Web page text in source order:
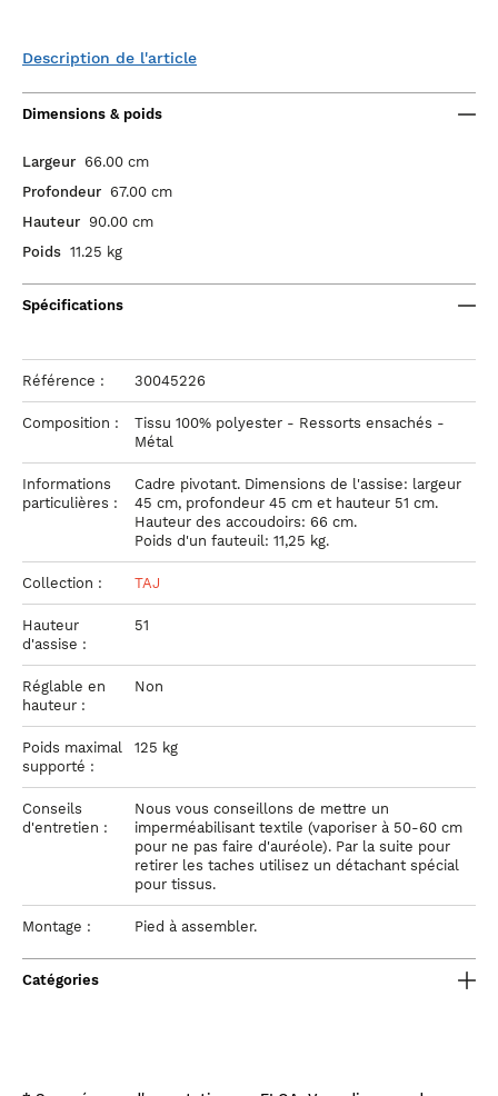
Description de l'article
Dimensions & poids
Largeur 66.00 cm
Profondeur 67.00 cm
Hauteur 90.00 cm
Poids 11.25 kg
Spécifications
Référence : 30045226
Composition :
Tissu 100% polyester - Ressorts ensachés -
Métal
Informations
particulières :
Cadre pivotant. Dimensions de l'assise: largeur
45 cm, profondeur 45 cm et hauteur 51 cm.
Hauteur des accoudoirs: 66 cm.
Poids d'un fauteuil: 11,25 kg.
Collection : TAJ
Hauteur
d'assise :
51
Réglable en
hauteur :
Non
Poids maximal
supporté :
125 kg
Conseils
d'entretien :
Nous vous conseillons de mettre un
imperméabilisant textile (vaporiser à 50-60 cm
pour ne pas faire d'auréole). Par la suite pour
retirer les taches utilisez un détachant spécial
pour tissus.
Montage : Pied à assembler.
Catégories